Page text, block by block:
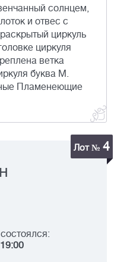
солнцем,
и отвес с
циркуль
циркуля
ветка
буква M.
Пламенеющие
Лот № 4